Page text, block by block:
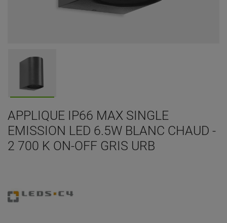
APPLIQUE IP66 MAX SINGLE
EMISSION LED 6.5W BLANC CHAUD -
2 700 K ON-OFF GRIS URB